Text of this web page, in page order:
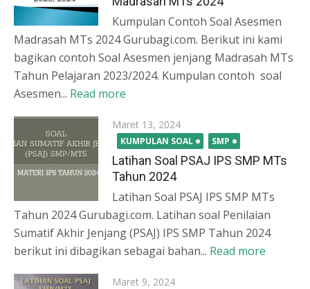
Kumpulan Contoh Soal Asesmen
Madrasah MTs 2024 Gurubagi.com. Berikut ini kami
bagikan contoh Soal Asesmen jenjang Madrasah MTs
Tahun Pelajaran 2023/2024. Kumpulan contoh soal
Asesmen... Read more
Posted
on
Maret 13, 2024
KUMPULAN SOAL SMP
Latihan Soal PSAJ IPS SMP MTs
Tahun 2024
Latihan Soal PSAJ IPS SMP MTs
Tahun 2024 Gurubagi.com. Latihan soal Penilaian
Sumatif Akhir Jenjang (PSAJ) IPS SMP Tahun 2024
berikut ini dibagikan sebagai bahan... Read more
Posted
Maret 9, 2024